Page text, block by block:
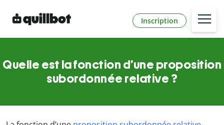
Inscription
Quelle est la fonction d’une proposition
subordonnée relative ?